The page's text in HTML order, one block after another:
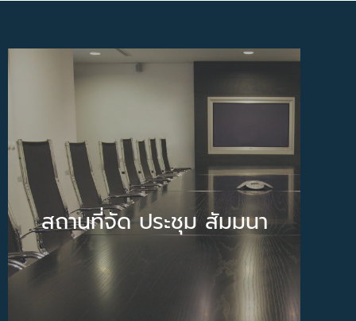
สถานที่จัด ประชุม สัมมนา
สถานที่จัดประชุม สัมมนา
จัดงานประชุม สัมมนา แบบครบวงจร
สำหรับหน่วยงานราชการ เอกชน องค์กร
ต่างๆและรัฐวิสาหกิจ สามารถจัดได้ตามงบ
ประมาณ ดูแลด้วยทีมงานมืออาชีพ อุปกรณ์